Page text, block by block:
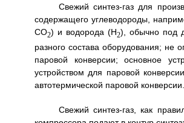
Свежий синтез-газ для
содержащего углеводороды,
СО2) и водорода (Н2), обычно под
разного состава оборудования; не
паровой конверсии; основное
устройством для паровой
автотермической паровой конверсии.
Свежий синтез-газ, как